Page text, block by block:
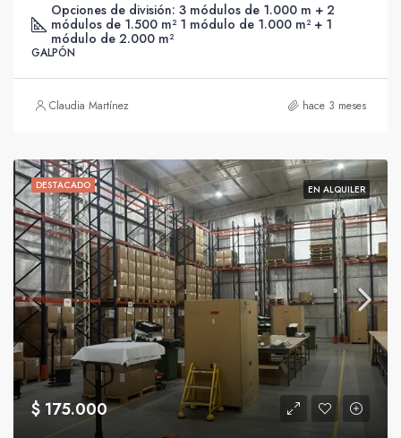
Opciones de división: 3 módulos de 1.000 m + 2
módulos de 1.500 m² 1 módulo de 1.000 m² + 1
módulo de 2.000 m²
GALPÓN
Claudia Martínez hace 3 meses
DESTACADO EN ALQUILER
$ 175.000